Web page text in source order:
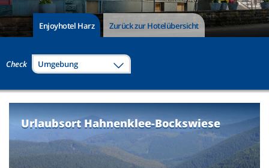
Enjoyhotel Harz Zurück zur Hotelübersicht
Check Umgebung
Urlaubsort Hahnenklee-Bockswiese